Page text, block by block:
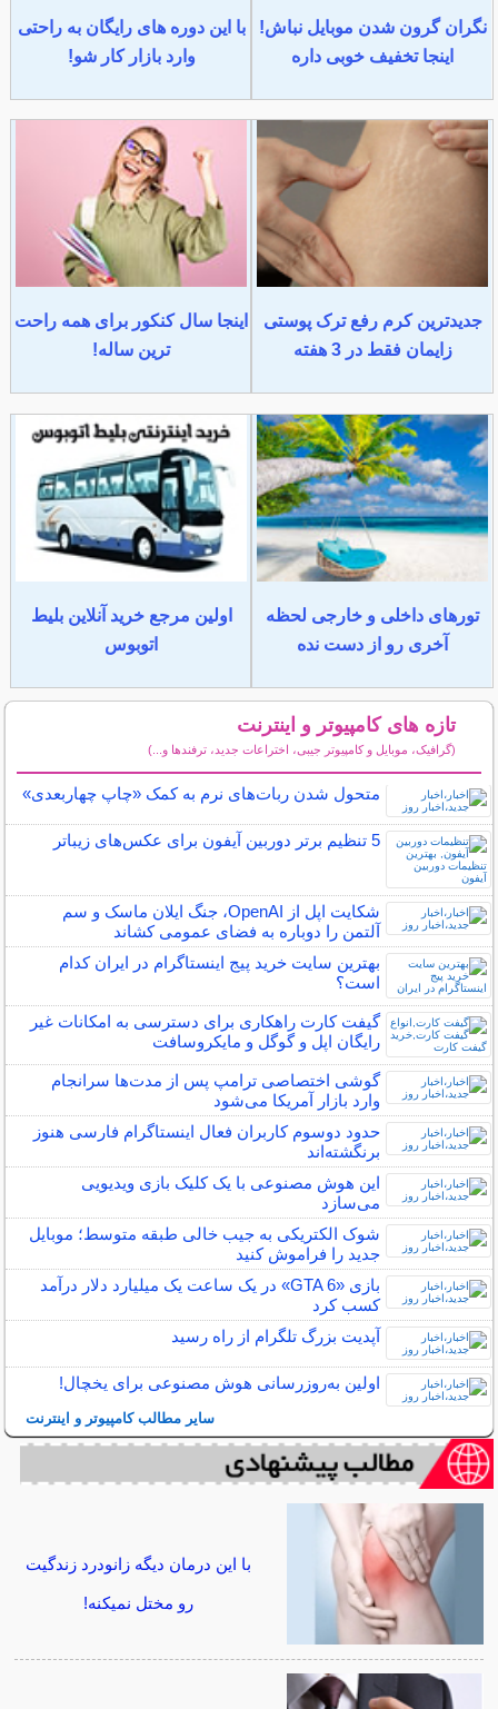
نگران گرون شدن موبایل نباش!
اینجا تخفیف خوبی داره
با این دوره های رایگان به راحتی
وارد بازار کار شو!
جدیدترین کرم رفع ترک پوستی
زایمان فقط در 3 هفته
اینجا سال کنکور برای همه راحت
ترین ساله!
تورهای داخلی و خارجی لحظه
آخری رو از دست نده
اولین مرجع خرید آنلاین بلیط
اتوبوس
تازه های کامپیوتر و اینترنت
(گرافیک، موبایل و کامپیوتر جیبی، اختراعات جدید، ترفندها و...)
متحول شدن ربات‌های نرم به کمک «چاپ چهاربعدی»
5 تنظیم برتر دوربین آیفون برای عکس‌های زیباتر
شکایت اپل از OpenAI، جنگ ایلان ماسک و سم
آلتمن را دوباره به فضای عمومی کشاند
بهترین سایت خرید پیج اینستاگرام در ایران کدام
است؟
گیفت کارت راهکاری برای دسترسی به امکانات غیر
رایگان اپل و گوگل و مایکروسافت
گوشی اختصاصی ترامپ پس از مدت‌ها سرانجام
وارد بازار آمریکا می‌شود
حدود دوسوم کاربران فعال اینستاگرام فارسی هنوز
برنگشته‌اند
این هوش مصنوعی با یک کلیک بازی ویدیویی
می‌سازد
شوک الکتریکی به جیب خالی طبقه متوسط؛ موبایل
جدید را فراموش کنید
بازی «GTA 6» در یک ساعت یک میلیارد دلار درآمد
کسب کرد
آپدیت بزرگ تلگرام از راه رسید
اولین به‌روزرسانی هوش مصنوعی برای یخچال!
سایر مطالب کامپیوتر و اینترنت
با این درمان دیگه زانودرد زندگیت
رو مختل نمیکنه!